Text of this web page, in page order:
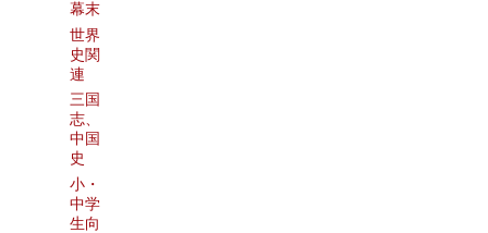
幕末
世界
史関
連
三国
志、
中国
史
小・
中学
生向